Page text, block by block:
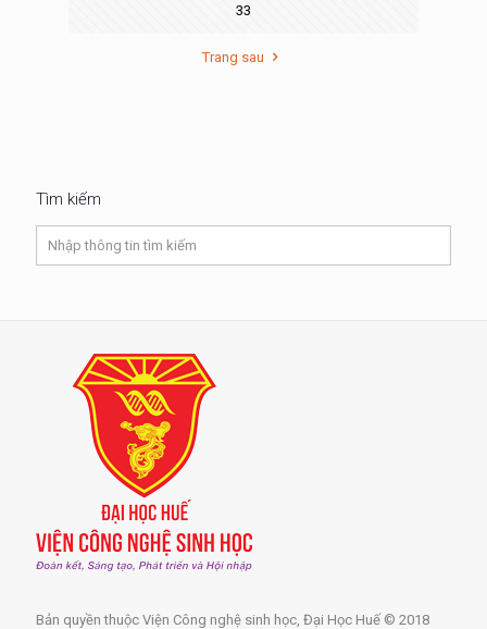
33
Trang sau
Tìm kiếm
Bản quyền thuộc Viện Công nghệ sinh học, Đại Học Huế © 2018